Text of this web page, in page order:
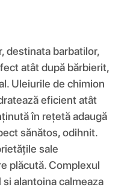
destinata barbatilor,
atât după bărbierit,
Uleiurile de chimion
eficient atât
în rețetă adaugă
sănătos, odihnit.
sale
plăcută. Complexul
alantoina calmeaza